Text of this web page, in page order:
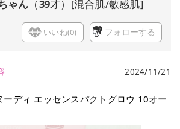
ゃん （39才） [混合肌/敏感肌]
いいね(0) フォローする
2024/11/21
ーディ エッセンスパクトグロウ 10オー